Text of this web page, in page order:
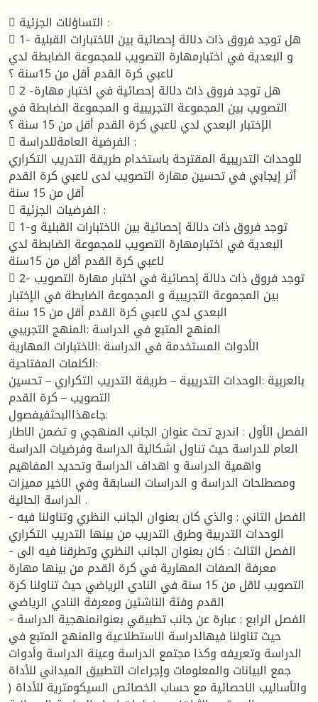
 التساؤلات الجزئية :
 1- هل توجد فروق ذات دلالة إحصائية بين الاختبارات القبلية
و البعدية في اختبارمهارة التصويب للمجموعة الضابطة لدي
لاعبي كرة القدم أقل من 15سنة ؟
 2 -هل توجد فروق ذات دلالة إحصائية في اختبار مهارة
التصويب بين المجموعة التجريبية و المجموعة الضابطة في
الإختبار البعدي لدي لاعبي كرة القدم أقل من 15 سنة ؟
 الفرضية العامةللدراسة :
للوحدات التدريبية المقترحة باستخدام طريقة التدريب التكراري
أثر إيجابي في تحسين مهارة التصويب لدى لاعبي كرة القدم
أقل من 15 سنة
 الفرضيات الجزئية :
 1-توجد فروق ذات دلالة إحصائية بين الاختبارات القبلية و
البعدية في اختبارمهارة التصويب للمجموعة الضابطة لدي
لاعبي كرة القدم أقل من 15سنة
 2- توجد فروق ذات دلالة إحصائية في اختبار مهارة التصويب
بين المجموعة التجريبية و المجموعة الضابطة في الإختبار
البعدي لدي لاعبي كرة القدم أقل من 15 سنة
المنهج المتبع في الدراسة :المنهج التجريبي
الأدوات المستخدمة في الدراسة :الاختبارات المهارية
الكلمات المفتاحية:
بالعربية :الوحدات التدريبية – طريقة التدريب التكراري – تحسين
التصويب – كرة القدم
جاءهذاالبحثفيفصول:
الفصل الأول : اندرج تحت عنوان الجانب المنهجي و تضمن الاطار
العام للدراسة حيث تناول اشكالية الدراسة وفرضيات الدراسة
واهمية الدراسة و اهداف الدراسة وتحديد المفاهيم
ومصطلحات الدراسة و الدراسات السابقة وفي الاخير مميزات
الدراسة الحالية .
- الفصل الثاني : والذي كان بعنوان الجانب النظري وتناولنا فيه
الوحدات التدربية وطرق التدريب من بينها التدريب التكراري
- الفصل الثالث : كان بعنوان الجانب النظري وتطرقنا فيه الى
معرفة الصفات المهارية في كرة القدم من بينها مهارة
التصويب لاقل من 15 سنة في النادي الرياضي حيث تناولنا كرة
القدم وفئة الناشئين ومعرفة النادي الرياضي
- الفصل الرابع : عبارة عن جانب تطبيقي بعنوانمنهجية الدراسة
حيث تناولنا فيهالدراسة الاستطلاعية والمنهج المتبع في
الدراسة وتعريفه وكذا مجتمع الدراسة وعينة الدراسة وأدوات
جمع البيانات والمعلومات وإجراءات التطبيق الميداني للأداة
والأساليب الاحصائية مع حساب الخصائص السيكومترية للأداة (